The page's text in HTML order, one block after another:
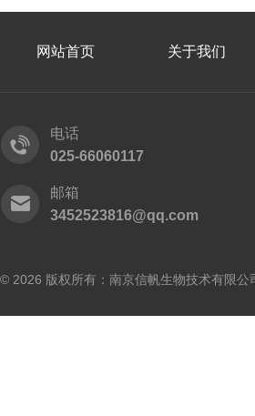
网站首页 关于我们
电话
025-66060117
邮箱
3452523816@qq.com
© 2026 版权所有：南京信帆生物技术有限公